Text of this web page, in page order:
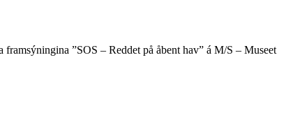
”SOS – Reddet på åbent hav” á M/S – Museet